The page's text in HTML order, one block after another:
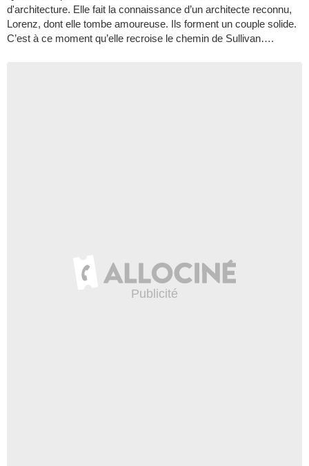
d'architecture. Elle fait la connaissance d’un architecte reconnu,
Lorenz, dont elle tombe amoureuse. Ils forment un couple solide.
C’est à ce moment qu’elle recroise le chemin de Sullivan….